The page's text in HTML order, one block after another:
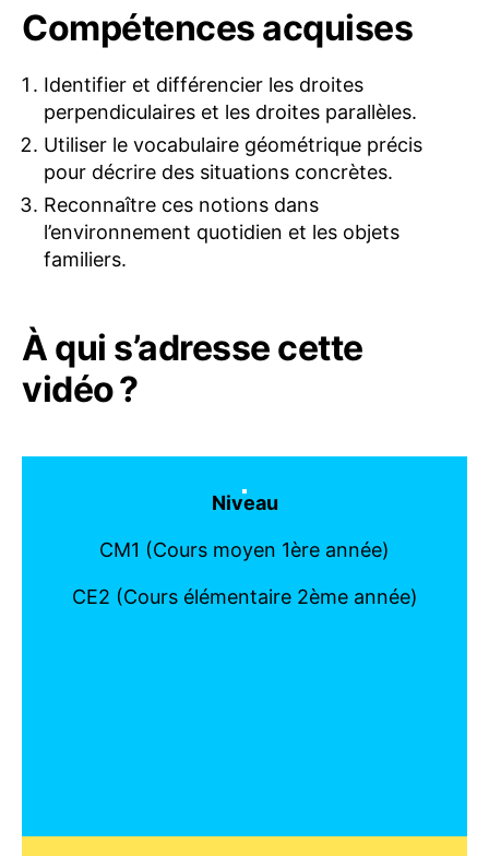
Compétences acquises
Identifier et différencier les droites
perpendiculaires et les droites parallèles.
Utiliser le vocabulaire géométrique précis
pour décrire des situations concrètes.
Reconnaître ces notions dans
l’environnement quotidien et les objets
familiers.
À qui s’adresse cette
vidéo ?
Niveau
CM1 (Cours moyen 1ère année)
CE2 (Cours élémentaire 2ème année)